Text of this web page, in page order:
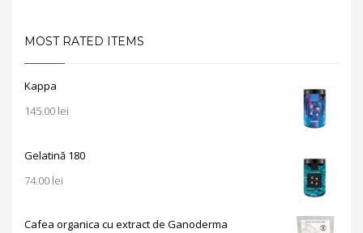
MOST RATED ITEMS
Kappa
145.00 lei
Gelatină 180
74.00 lei
Cafea organica cu extract de Ganoderma